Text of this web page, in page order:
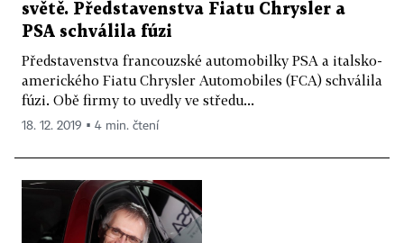
světě. Představenstva Fiatu Chrysler a
PSA schválila fúzi
Představenstva francouzské automobilky PSA a italsko-
amerického Fiatu Chrysler Automobiles (FCA) schválila
fúzi. Obě firmy to uvedly ve středu...
18. 12. 2019 ▪ 4 min. čtení